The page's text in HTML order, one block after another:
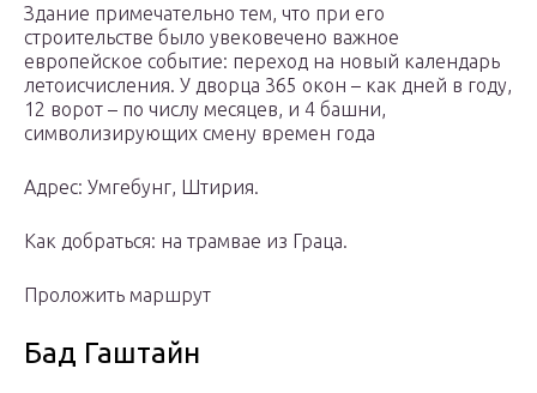
Здание примечательно тем, что при его
строительстве было увековечено важное
европейское событие: переход на новый календарь
летоисчисления. У дворца 365 окон – как дней в году,
12 ворот – по числу месяцев, и 4 башни,
символизирующих смену времен года
Адрес: Умгебунг, Штирия.
Как добраться: на трамвае из Граца.
Проложить маршрут
Бад Гаштайн